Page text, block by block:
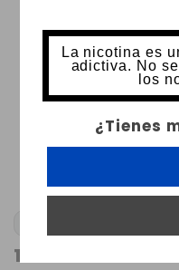
La nicotina es
adictiva. No
los
¿Tienes